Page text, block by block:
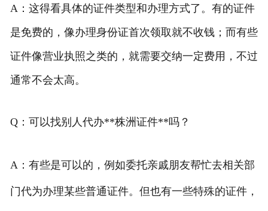
A：这得看具体的证件类型和办理方式了。有的证件
是免费的，像办理身份证首次领取就不收钱；而有些
证件像营业执照之类的，就需要交纳一定费用，不过
通常不会太高。
Q：可以找别人代办**株洲证件**吗？
A：有些是可以的，例如委托亲戚朋友帮忙去相关部
门代为办理某些普通证件。但也有一些特殊的证件，